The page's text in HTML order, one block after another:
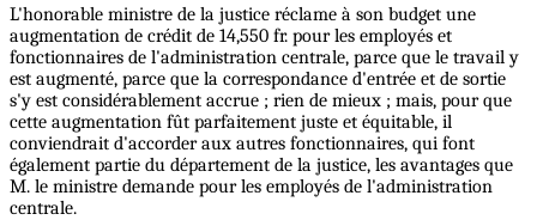
L'honorable ministre de la justice réclame à son budget une
augmentation de crédit de 14,550 fr. pour les employés et
fonctionnaires de l'administration centrale, parce que le travail y
est augmenté, parce que la correspondance d'entrée et de sortie
s'y est considérablement accrue ; rien de mieux ; mais, pour que
cette augmentation fût parfaitement juste et équitable, il
conviendrait d'accorder aux autres fonctionnaires, qui font
également partie du département de la justice, les avantages que
M. le ministre demande pour les employés de l'administration
centrale.